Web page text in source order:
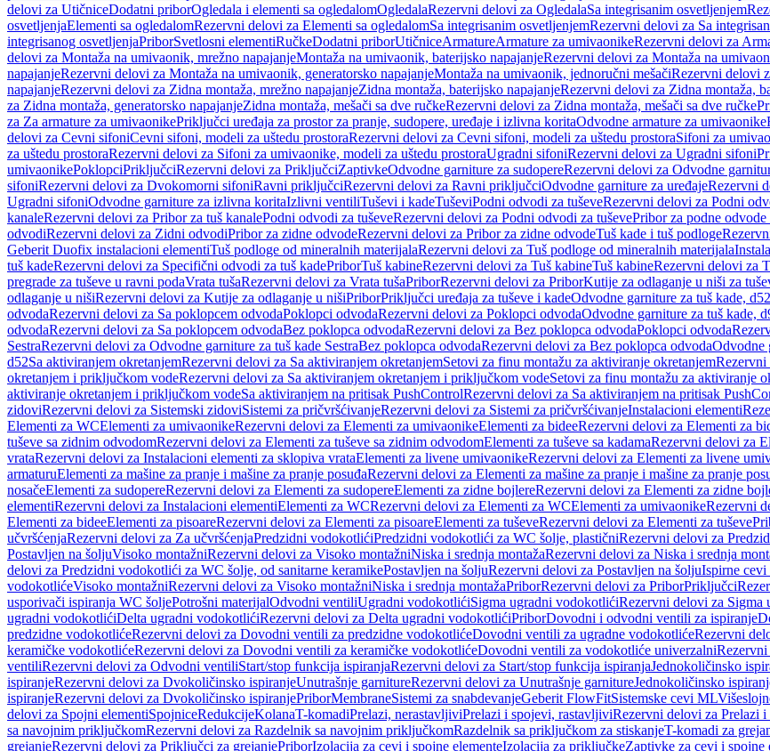
delovi za UtičniceDodatni priborOgledala i elementi sa ogledalomOgledalaRezervni delovi za OgledalaSa integrisanim osvetljenjem
osvetljenjaElementi sa ogledalomRezervni delovi za Elementi sa ogledalomSa integrisanim osvetljenjemRezervni delovi za Sa
integrisanog osvetljenjaPriborSvetlosni elementiRučkeDodatni priborUtičniceArmatureArmature za umivaonikeRezervni delovi za
delovi za Montaža na umivaonik, mrežno napajanjeMontaža na umivaonik, baterijsko napajanjeRezervni delovi za Montaža na
napajanjeRezervni delovi za Montaža na umivaonik, generatorsko napajanjeMontaža na umivaonik, jednoručni mešačiRezervni delovi
napajanjeRezervni delovi za Zidna montaža, mrežno napajanjeZidna montaža, baterijsko napajanjeRezervni delovi za Zidna montaža,
za Zidna montaža, generatorsko napajanjeZidna montaža, mešači sa dve ručkeRezervni delovi za Zidna montaža, mešači sa dve ručke
za Za armature za umivaonikePriključci uređaja za prostor za pranje, sudopere, uređaje i izlivna koritaOdvodne armature za umivaonike
delovi za Cevni sifoniCevni sifoni, modeli za uštedu prostoraRezervni delovi za Cevni sifoni, modeli za uštedu prostoraSifoni za
za uštedu prostoraRezervni delovi za Sifoni za umivaonike, modeli za uštedu prostoraUgradni sifoniRezervni delovi za Ugradni sifoni
umivaonikePoklopciPriključciRezervni delovi za PriključciZaptivkeOdvodne garniture za sudopereRezervni delovi za Odvodne
sifoniRezervni delovi za Dvokomorni sifoniRavni priključciRezervni delovi za Ravni priključciOdvodne garniture za uređajeRezervni
Ugradni sifoniOdvodne garniture za izlivna koritaIzlivni ventiliTuševi i kadeTuševiPodni odvodi za tuševeRezervni delovi za Podni
kanaleRezervni delovi za Pribor za tuš kanalePodni odvodi za tuševeRezervni delovi za Podni odvodi za tuševePribor za podne odvode
odvodiRezervni delovi za Zidni odvodiPribor za zidne odvodeRezervni delovi za Pribor za zidne odvodeTuš kade i tuš podloge
Geberit Duofix instalacioni elementiTuš podloge od mineralnih materijalaRezervni delovi za Tuš podloge od mineralnih materijala
tuš kadeRezervni delovi za Specifični odvodi za tuš kadePriborTuš kabineRezervni delovi za Tuš kabineTuš kabineRezervni delovi za
pregrade za tuševe u ravni podaVrata tušaRezervni delovi za Vrata tušaPriborRezervni delovi za PriborKutije za odlaganje u niši za
odlaganje u nišiRezervni delovi za Kutije za odlaganje u nišiPriborPriključci uređaja za tuševe i kadeOdvodne garniture za tuš kade, d52
odvodaRezervni delovi za Sa poklopcem odvodaPoklopci odvodaRezervni delovi za Poklopci odvodaOdvodne garniture za tuš kade,
odvodaRezervni delovi za Sa poklopcem odvodaBez poklopca odvodaRezervni delovi za Bez poklopca odvodaPoklopci odvoda
SestraRezervni delovi za Odvodne garniture za tuš kade SestraBez poklopca odvodaRezervni delovi za Bez poklopca odvodaOdvodne
d52Sa aktiviranjem okretanjemRezervni delovi za Sa aktiviranjem okretanjemSetovi za finu montažu za aktiviranje okretanjemRezervni
okretanjem i priključkom vodeRezervni delovi za Sa aktiviranjem okretanjem i priključkom vodeSetovi za finu montažu za aktiviranje
aktiviranje okretanjem i priključkom vodeSa aktiviranjem na pritisak PushControlRezervni delovi za Sa aktiviranjem na pritisak
zidoviRezervni delovi za Sistemski zidoviSistemi za pričvršćivanjeRezervni delovi za Sistemi za pričvršćivanjeInstalacioni elementi
Elementi za WCElementi za umivaonikeRezervni delovi za Elementi za umivaonikeElementi za bideeRezervni delovi za Elementi za
tuševe sa zidnim odvodomRezervni delovi za Elementi za tuševe sa zidnim odvodomElementi za tuševe sa kadamaRezervni delovi za
vrataRezervni delovi za Instalacioni elementi za sklopiva vrataElementi za livene umivaonikeRezervni delovi za Elementi za livene
armaturuElementi za mašine za pranje i mašine za pranje posuđaRezervni delovi za Elementi za mašine za pranje i mašine za pranje
nosačeElementi za sudopereRezervni delovi za Elementi za sudopereElementi za zidne bojlereRezervni delovi za Elementi za zidne
elementiRezervni delovi za Instalacioni elementiElementi za WCRezervni delovi za Elementi za WCElementi za umivaonikeRezervni
Elementi za bideeElementi za pisoareRezervni delovi za Elementi za pisoareElementi za tuševeRezervni delovi za Elementi za tuševe
učvršćenjaRezervni delovi za Za učvršćenjaPredzidni vodokotlićiPredzidni vodokotlići za WC šolje, plastičniRezervni delovi za
Postavljen na šoljuVisoko montažniRezervni delovi za Visoko montažniNiska i srednja montažaRezervni delovi za Niska i srednja
delovi za Predzidni vodokotlići za WC šolje, od sanitarne keramikePostavljen na šoljuRezervni delovi za Postavljen na šoljuIspirne cevi
vodokotlićeVisoko montažniRezervni delovi za Visoko montažniNiska i srednja montažaPriborRezervni delovi za PriborPriključci
usporivači ispiranja WC šoljePotrošni materijalOdvodni ventiliUgradni vodokotlićiSigma ugradni vodokotlićiRezervni delovi za Sigma
ugradni vodokotlićiDelta ugradni vodokotlićiRezervni delovi za Delta ugradni vodokotlićiPriborDovodni i odvodni ventili za ispiranje
predzidne vodokotlićeRezervni delovi za Dovodni ventili za predzidne vodokotlićeDovodni ventili za ugradne vodokotlićeRezervni
keramičke vodokotlićeRezervni delovi za Dovodni ventili za keramičke vodokotlićeDovodni ventili za vodokotliće univerzalni
ventiliRezervni delovi za Odvodni ventiliStart/stop funkcija ispiranjaRezervni delovi za Start/stop funkcija ispiranjaJednokoličinsko
ispiranjeRezervni delovi za Dvokoličinsko ispiranjeUnutrašnje garnitureRezervni delovi za Unutrašnje garnitureJednokoličinsko
ispiranjeRezervni delovi za Dvokoličinsko ispiranjePriborMembraneSistemi za snabdevanjeGeberit FlowFitSistemske cevi ML
delovi za Spojni elementiSpojniceRedukcijeKolanaT-komadiPrelazi, nerastavljiviPrelazi i spojevi, rastavljiviRezervni delovi za Prelazi
sa navojnim priključkomRezervni delovi za Razdelnik sa navojnim priključkomRazdelnik sa priključkom za stiskanjeT-komadi za
grejanjeRezervni delovi za Priključci za grejanjePriborIzolacija za cevi i spojne elementeIzolacija za priključkeZaptivke za cevi i spojne